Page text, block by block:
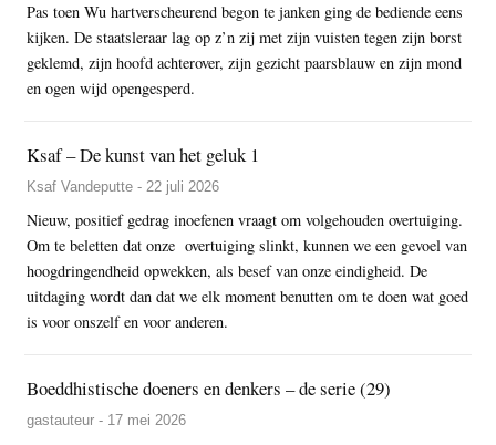
Pas toen Wu hartverscheurend begon te janken ging de bediende eens
kijken. De staatsleraar lag op z’n zij met zijn vuisten tegen zijn borst
geklemd, zijn hoofd achterover, zijn gezicht paarsblauw en zijn mond
en ogen wijd opengesperd.
Ksaf – De kunst van het geluk 1
Ksaf Vandeputte - 22 juli 2026
Nieuw, positief gedrag inoefenen vraagt om volgehouden overtuiging.
Om te beletten dat onze overtuiging slinkt, kunnen we een gevoel van
hoogdringendheid opwekken, als besef van onze eindigheid. De
uitdaging wordt dan dat we elk moment benutten om te doen wat goed
is voor onszelf en voor anderen.
Boeddhistische doeners en denkers – de serie (29)
gastauteur - 17 mei 2026